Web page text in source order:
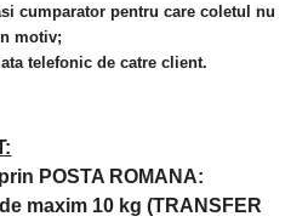
cumparator pentru care coletul nu
motiv;
telefonic de catre client.
POSTA ROMANA:
maxim 10 kg (TRANSFER